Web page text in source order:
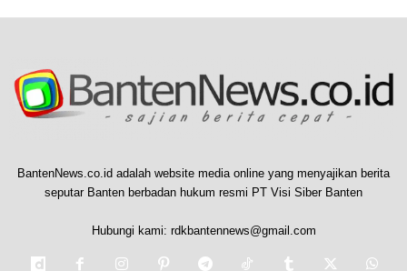
BantenNews.co.id adalah website media online yang menyajikan berita
seputar Banten berbadan hukum resmi PT Visi Siber Banten
Hubungi kami: rdkbantennews@gmail.com